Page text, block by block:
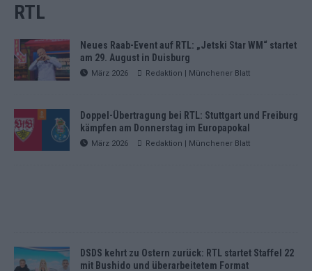
RTL
Neues Raab-Event auf RTL: „Jetski Star WM“ startet
am 29. August in Duisburg
März 2026 Redaktion | Münchener Blatt
Doppel-Übertragung bei RTL: Stuttgart und Freiburg
kämpfen am Donnerstag im Europapokal
März 2026 Redaktion | Münchener Blatt
DSDS kehrt zu Ostern zurück: RTL startet Staffel 22
mit Bushido und überarbeitetem Format